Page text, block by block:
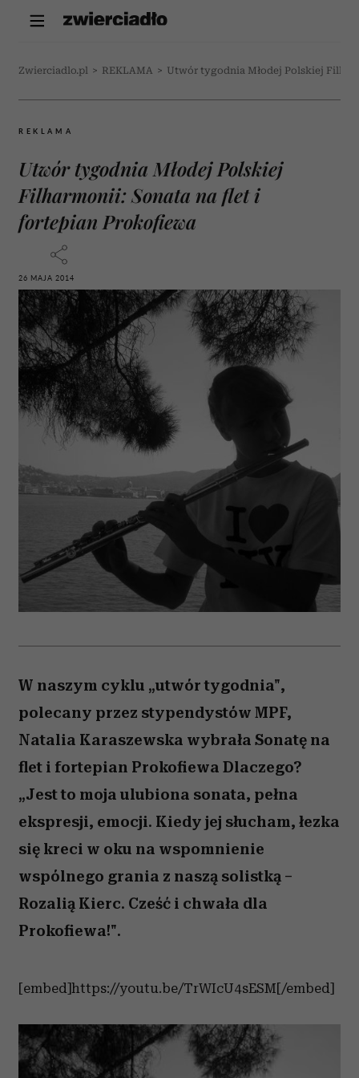
Zwierciadlo.pl > REKLAMA > Utwór tygodnia Młodej Polskiej
REKLAMA
Utwór tygodnia Młodej Polskiej
Filharmonii: Sonata na flet i
fortepian Prokofiewa
26 MAJA 2014
W naszym cyklu „utwór tygodnia",
polecany przez stypendystów MPF,
Natalia Karaszewska wybrała Sonatę na
flet i fortepian Prokofiewa Dlaczego?
„Jest to moja ulubiona sonata, pełna
ekspresji, emocji. Kiedy jej słucham, łezka
się kreci w oku na wspomnienie
wspólnego grania z naszą solistką –
Rozalią Kierc. Cześć i chwała dla
Prokofiewa!".
[embed]https://youtu.be/TrWIcU4sESM[/embed]